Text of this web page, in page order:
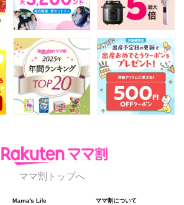
ママ割トップへ
Mama's Life ママ割について